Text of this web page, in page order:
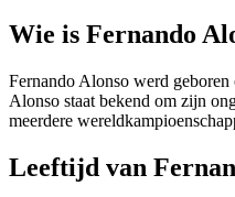
Wie is Fernando
Fernando Alonso werd geboren
Alonso staat bekend om zijn
meerdere
Leeftijd van